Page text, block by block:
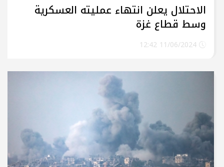
الاحتلال يعلن انتهاء عمليته العسكرية
وسط قطاع غزة